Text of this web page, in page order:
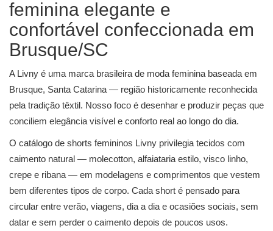
feminina elegante e
confortável confeccionada em
Brusque/SC
A Livny é uma marca brasileira de moda feminina baseada em
Brusque, Santa Catarina — região historicamente reconhecida
pela tradição têxtil. Nosso foco é desenhar e produzir peças que
conciliem elegância visível e conforto real ao longo do dia.
O catálogo de shorts femininos Livny privilegia tecidos com
caimento natural — molecotton, alfaiataria estilo, visco linho,
crepe e ribana — em modelagens e comprimentos que vestem
bem diferentes tipos de corpo. Cada short é pensado para
circular entre verão, viagens, dia a dia e ocasiões sociais, sem
datar e sem perder o caimento depois de poucos usos.